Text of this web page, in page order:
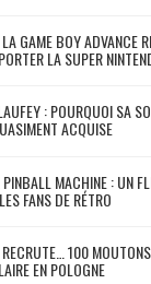
GAME BOY ADVANCE
LA SUPER
: POURQUOI SA
ACQUISE
PINBALL MACHINE : UN
FANS DE RÉTRO
100
EN POLOGNE